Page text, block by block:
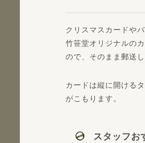
クリスマスカードや
竹笹堂オリジナルの
ので、そのまま郵送
カードは縦に開ける
がこもります。
スタッフお